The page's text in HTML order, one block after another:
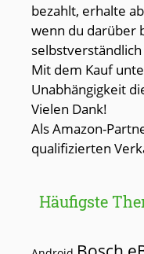
bezahlt, erhalte
wenn du darüber
Mit dem Kauf
Unabhängigkeit
Vielen Dank!
Als Amazon-
qualifizierten
Häufigste